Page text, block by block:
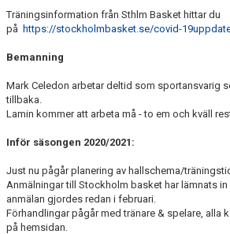
Träningsinformation från Sthlm Basket hittar du
på https://stockholmbasket.se/covid-
Bemanning
Mark Celedon arbetar deltid som sportansvarig
tillbaka.
Lamin kommer att arbeta må - to em och kväll
Inför säsongen 2020/2021:
Just nu pågår planering av hallschema/
Anmälningar till Stockholm basket har lämnats
anmälan gjordes redan i februari.
Förhandlingar pågår med tränare & spelare, alla
på hemsidan.